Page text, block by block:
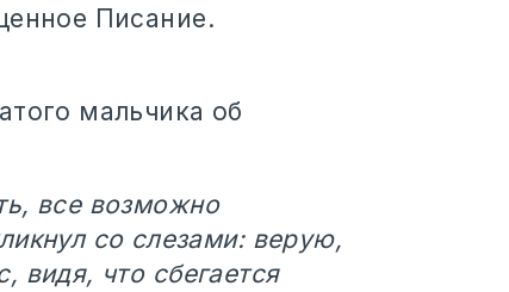
Писание.
мальчика об
все возможно
со слезами: верую,
что сбегается